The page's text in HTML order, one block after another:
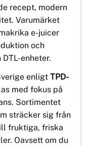
recept, modern
Varumärket
e-juicer
och
enheter.
enligt TPD-
med fokus på
Sortimentet
sträcker sig från
fruktiga, friska
Oavsett om du